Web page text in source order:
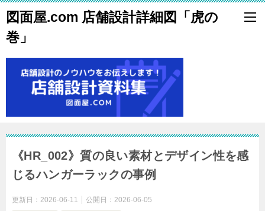
図面屋.com 店舗設計詳細図「虎の
巻」
《HR_002》質の良い素材とデザイン性を感
じるハンガーラックの事例
更新日： 2026-06-11 公開日： 2026-06-05